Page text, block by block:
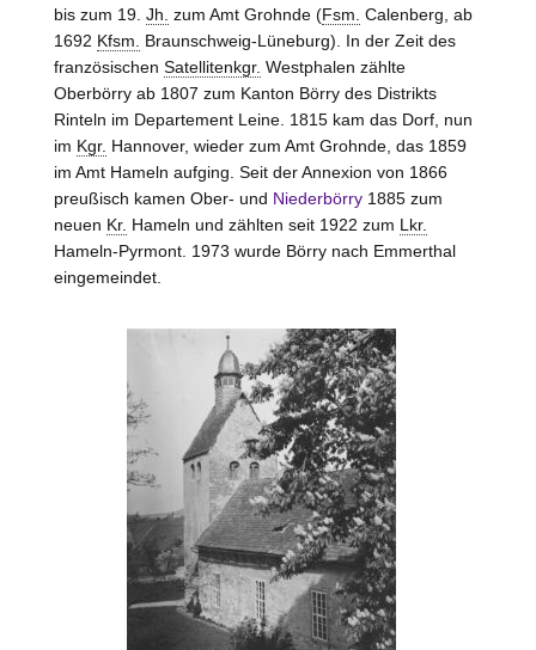
bis zum 19. Jh. zum Amt Grohnde(Fsm. Calenberg, ab
1692 Kfsm.
Braunschweig-Lüneburg). In der Zeit des
französischen Satellitenkgr. Westphalen zählte
Oberbörry ab 1807 zum Kanton Börrydes Distrikts
Rinteln im Departement Leine. 1815 kam das Dorf, nun
im Kgr. Hannover, wieder zum Amt Grohnde, das 1859
im Amt Hameln aufging. Seit der Annexion von 1866
preußisch kamen Ober- und Niederbörry1885 zum
neuen Kr. Hameln und zählten seit 1922 zum Lkr.
Hameln-Pyrmont. 1973 wurde Börrynach Emmerthal
eingemeindet.